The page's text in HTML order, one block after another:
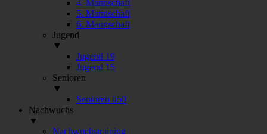
4. Mannschaft
5. Mannschaft
6. Mannschaft
Jugend
▼
Jugend 19
Jugend 15
Senioren
▼
Senioren ü50
Nachwuchs
▼
Nachwuchstraining